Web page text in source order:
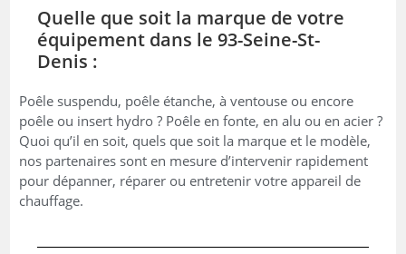
Quelle que soit la marque de votre
équipement dans le 93-Seine-St-
Denis :
Poêle suspendu, poêle étanche, à ventouse ou encore
poêle ou insert hydro ? Poêle en fonte, en alu ou en acier ?
Quoi qu’il en soit, quels que soit la marque et le modèle,
nos partenaires sont en mesure d’intervenir rapidement
pour dépanner, réparer ou entretenir votre appareil de
chauffage.